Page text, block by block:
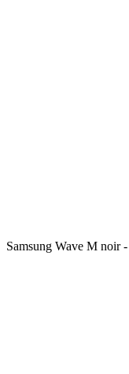
Samsung Wave M noir